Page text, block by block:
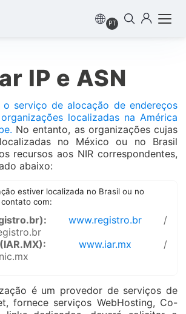
PT
IP e ASN
o serviço de alocação de endereços
localizadas na América
No entanto, as organizações cujas
no México ou no Brasil
recursos aos NIR correspondentes,
abaixo:
estiver localizada no Brasil ou no
com:
www.registro.br /
www.iar.mx /
é um provedor de serviços de
fornece serviços WebHosting, Co-